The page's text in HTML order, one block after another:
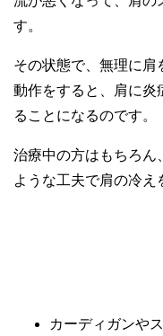
す。
その状態で、無理に肩
動作をすると、肩に炎
ることになるのです。
治療中の方はもちろん
ような工夫で肩の冷え
カーディガンや